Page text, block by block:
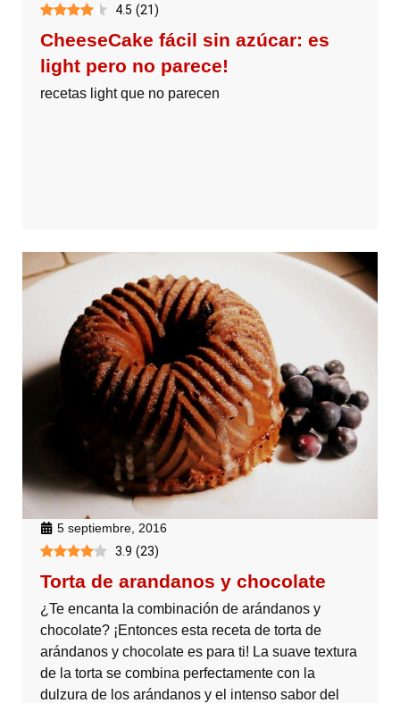
4.5 (21)
CheeseCake fácil sin azúcar: es
light pero no parece!
recetas light que no parecen
5 septiembre, 2016
3.9 (23)
Torta de arandanos y chocolate
¿Te encanta la combinación de arándanos y
chocolate? ¡Entonces esta receta de torta de
arándanos y chocolate es para ti! La suave textura
de la torta se combina perfectamente con la
dulzura de los arándanos y el intenso sabor del